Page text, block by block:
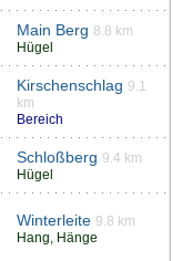
Main Berg 8.8 km
Hügel
Kirschenschlag 9.1
km
Bereich
Schloßberg 9.4 km
Hügel
Winterleite 9.8 km
Hang, Hänge